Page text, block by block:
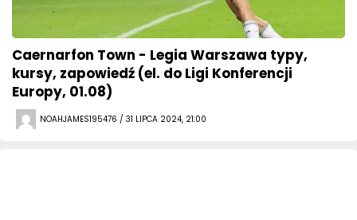
Caernarfon Town - Legia Warszawa typy,
kursy, zapowiedź (el. do Ligi Konferencji
Europy, 01.08)
NOAHJAMES195476 / 31 LIPCA 2024, 21:00